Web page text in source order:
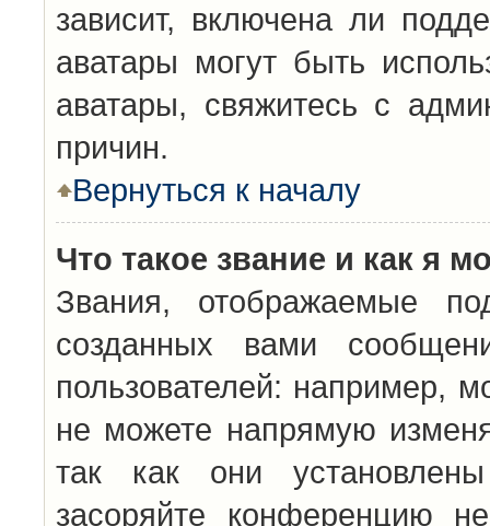
зависит, включена ли
аватары могут быть
аватары, свяжитесь с
причин.
Вернуться к началу
Что такое звание и как я
Звания, отображаемые
созданных вами
пользователей: например,
не можете напрямую
так как они
засоряйте конференцию